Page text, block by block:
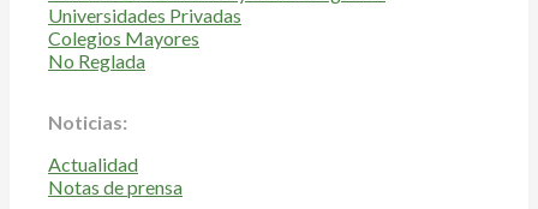
Universidades Privadas
Colegios Mayores
No Reglada
Noticias:
Actualidad
Notas de prensa